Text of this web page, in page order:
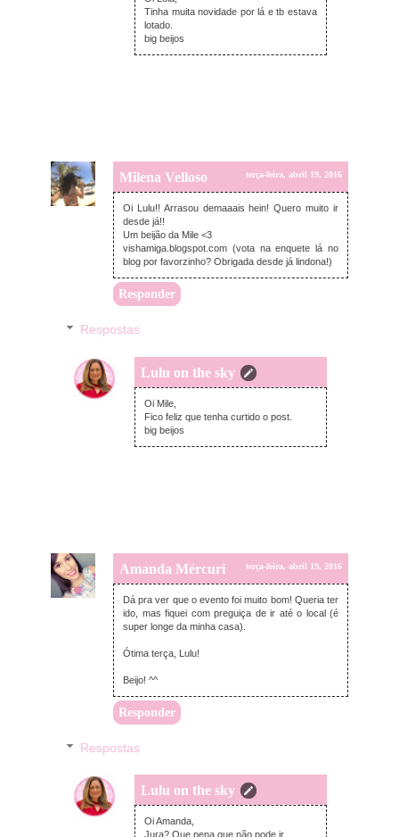
Tinha muita novidade por lá e tb estava
lotado.
big beijos
Milena Velloso terça-feira, abril 19, 2016
Oi Lulu!! Arrasou demaaais hein! Quero muito ir
desde já!!
Um beijão da Mile <3
vishamiga.blogspot.com (vota na enquete lá no
blog por favorzinho? Obrigada desde já lindona!)
Responder
Respostas
Lulu on the sky
terça-feira, abril 19, 2016
Oi Mile,
Fico feliz que tenha curtido o post.
big beijos
Amanda Mércuri terça-feira, abril 19, 2016
Dá pra ver que o evento foi muito bom! Queria ter
ido, mas fiquei com preguiça de ir até o local (é
super longe da minha casa).
Ótima terça, Lulu!
Beijo! ^^
Responder
Respostas
Lulu on the sky
terça-feira, abril 19, 2016
Oi Amanda,
Jura? Que pena que não pode ir.